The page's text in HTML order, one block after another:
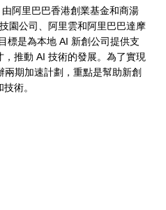
阿里巴巴香港創業基金和商湯
園公司、阿里雲和阿里巴巴達摩
標是為本地 AI 新創公司提供支
推動 AI 技術的發展。為了實現
期加速計劃，重點是幫助新創
術。